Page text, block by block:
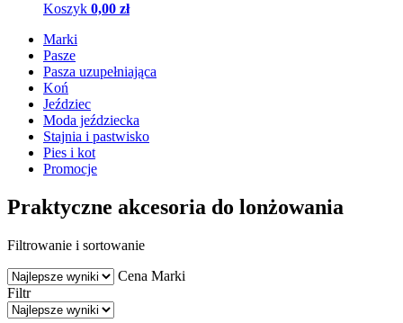
Koszyk 0,00 zł
Marki
Pasze
Pasza uzupełniająca
Koń
Jeździec
Moda jeździecka
Stajnia i pastwisko
Pies i kot
Promocje
Praktyczne akcesoria do lonżowania
Filtrowanie i sortowanie
Cena Marki
Filtr